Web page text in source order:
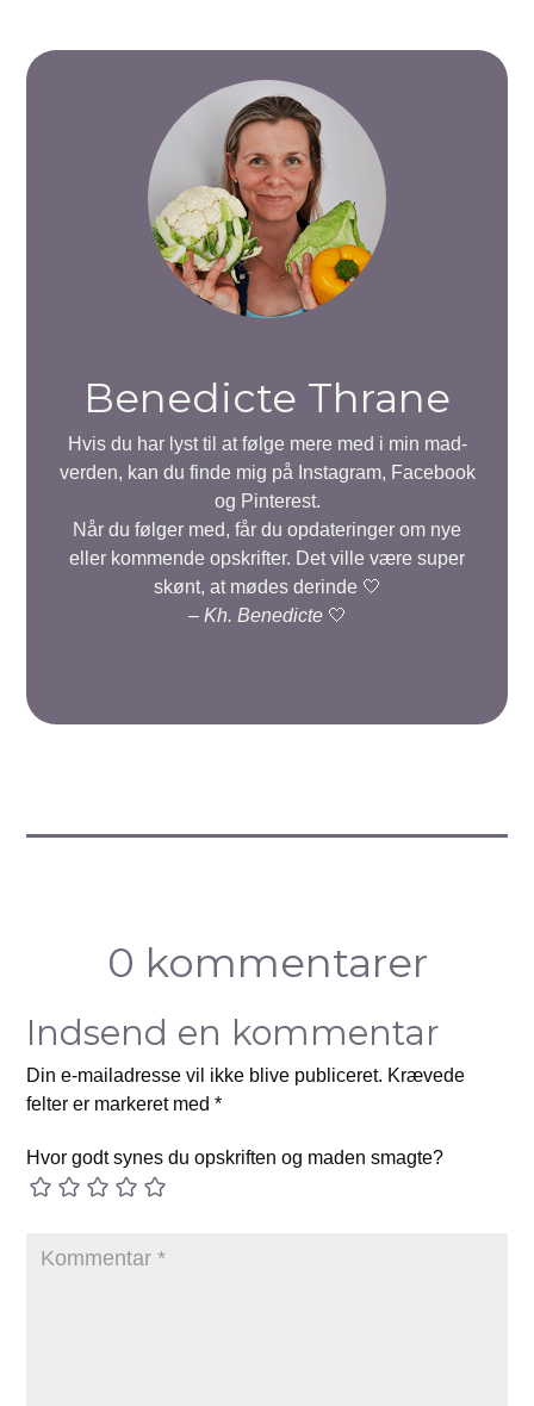
Benedicte Thrane
Hvis du har lyst til at følge mere med i min mad-
verden, kan du finde mig på Instagram, Facebook
og Pinterest.
Når du følger med, får du opdateringer om nye
eller kommende opskrifter. Det ville være super
skønt, at mødes derinde 🤍
– Kh. Benedicte🤍
0 kommentarer
Indsend en kommentar
Din e-mailadresse vil ikke blive publiceret. Krævede
felter er markeret med*
Hvor godt synes du opskriften og maden smagte?